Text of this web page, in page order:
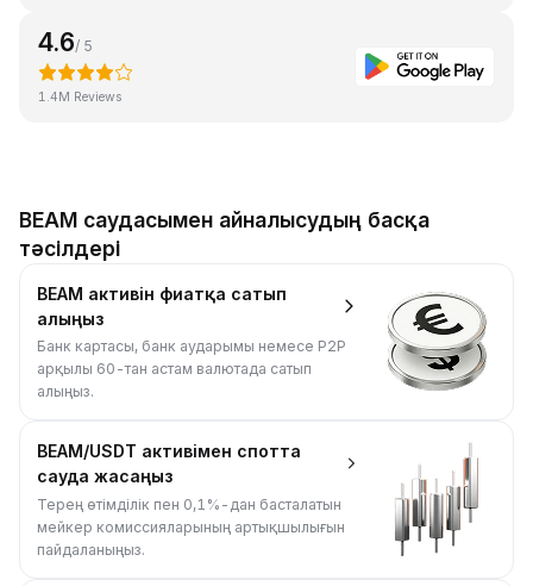
4.6/ 5
1.4M Reviews
BEAM саудасымен айналысудың басқа
тәсілдері
BEAM активін фиатқа сатып
алыңыз
Банк картасы, банк аударымы немесе P2P
арқылы 60-тан астам валютада сатып
алыңыз.
BEAM/USDT активімен спотта
сауда жасаңыз
Терең өтімділік пен 0,1%-дан басталатын
мейкер комиссияларының артықшылығын
пайдаланыңыз.